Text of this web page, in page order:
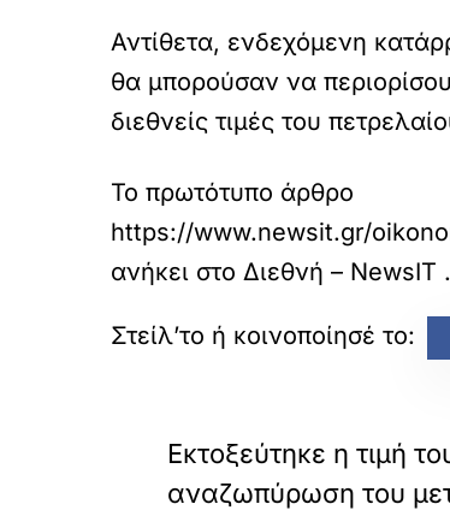
Αντίθετα, ενδεχόμενη
θα μπορούσαν να
διεθνείς τιμές του
Το πρωτότυπο άρθρο
https://www.newsit.gr/
ανήκει στο Διεθνή – NewsIT .
Εκτοξεύτηκε η τιμή
αναζωπύρωση του